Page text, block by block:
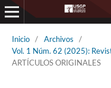
Inicio / Archivos
/
Vol. 1 Núm. 62 (2025):
ARTÍCULOS ORIGINALES